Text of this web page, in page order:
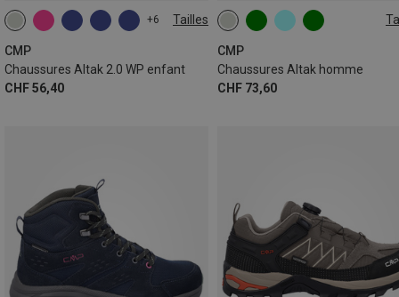
+6 Tailles
CMP
Chaussures Altak 2.0 WP enfant
CHF 56,40
CMP
Chaussures Altak homme
CHF 73,60